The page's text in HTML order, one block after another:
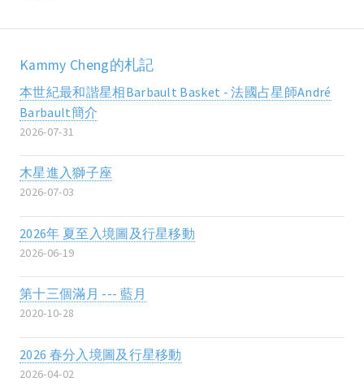
Kammy Cheng的札記
本世紀最和諧星相Barbault Basket - 法國占星師André
Barbault簡介
2026-07-31
木星進入獅子座
2026-07-03
2026年 夏至入境圖及行星移動
2026-06-19
第十三個滿月 --- 藍月
2020-10-28
2026 春分入境圖及行星移動
2026-04-02